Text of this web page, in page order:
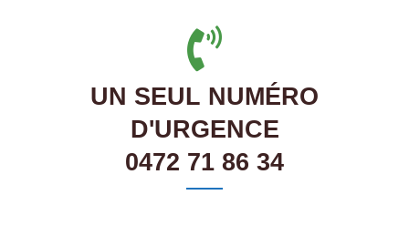
UN SEUL NUMÉRO
D'URGENCE
0472 71 86 34